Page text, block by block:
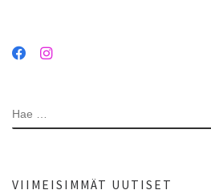
HAE
VIIMEISIMMÄT UUTISET